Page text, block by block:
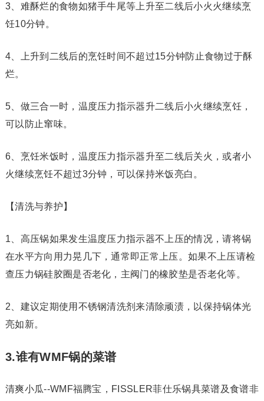
3、难酥烂的食物如猪手牛尾等上升至二线后小火火继续烹
饪10分钟。
4、上升到二线后的烹饪时间不超过15分钟防止食物过于酥
烂。
5、做三合一时，温度压力指示器升二线后小火继续烹饪，
可以防止窜味。
6、烹饪米饭时，温度压力指示器升至二线后关火，或者小
火继续烹饪不超过3分钟，可以保持米饭亮白。
【清洗与养护】
1、高压锅如果发生温度压力指示器不上压的情况，请将锅
在水平方向用力晃几下，通常即正常上压。如果不上压请检
查压力锅硅胶圈是否老化，主阀门的橡胶垫是否老化等。
2、建议定期使用不锈钢清洗剂来清除顽渍，以保持锅体光
亮如新。
3.谁有WMF锅的菜谱
清爽小瓜--WMF福腾宝，FISSLER菲仕乐锅具菜谱及食谱非